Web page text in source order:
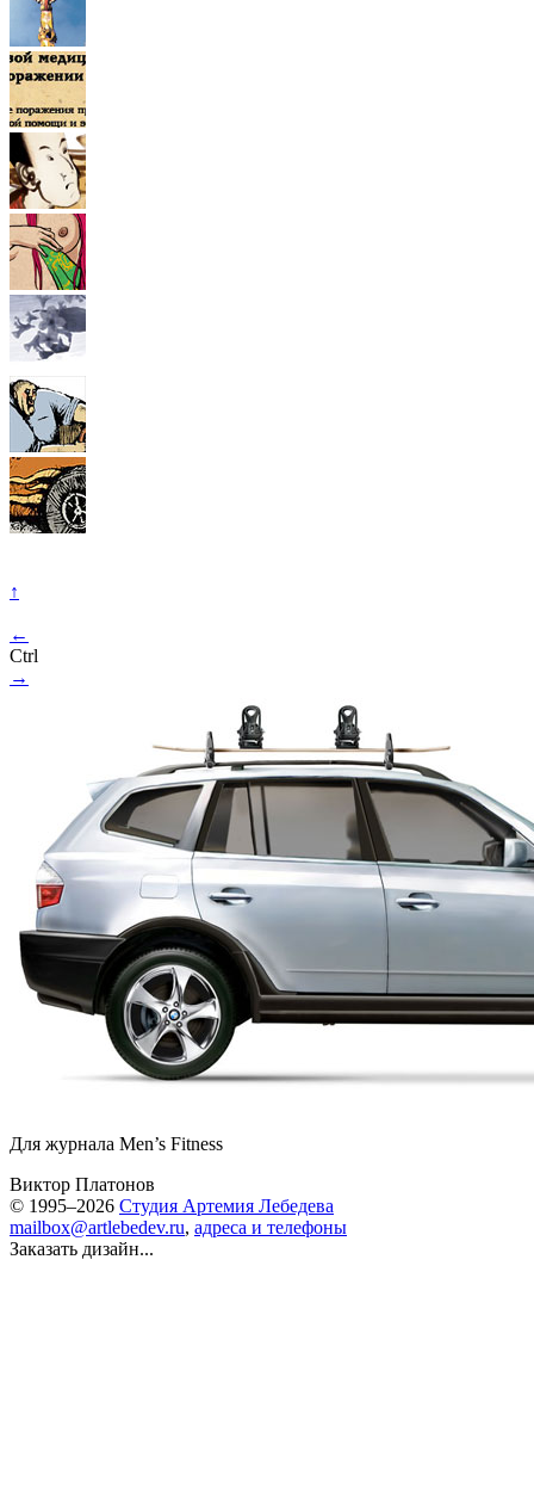
↑
←
Ctrl
→
Для журнала Men’s Fitness
Виктор Платонов
© 1995–2026 Студия Артемия Лебедева
mailbox@artlebedev.ru, адреса и телефоны
Заказать дизайн...